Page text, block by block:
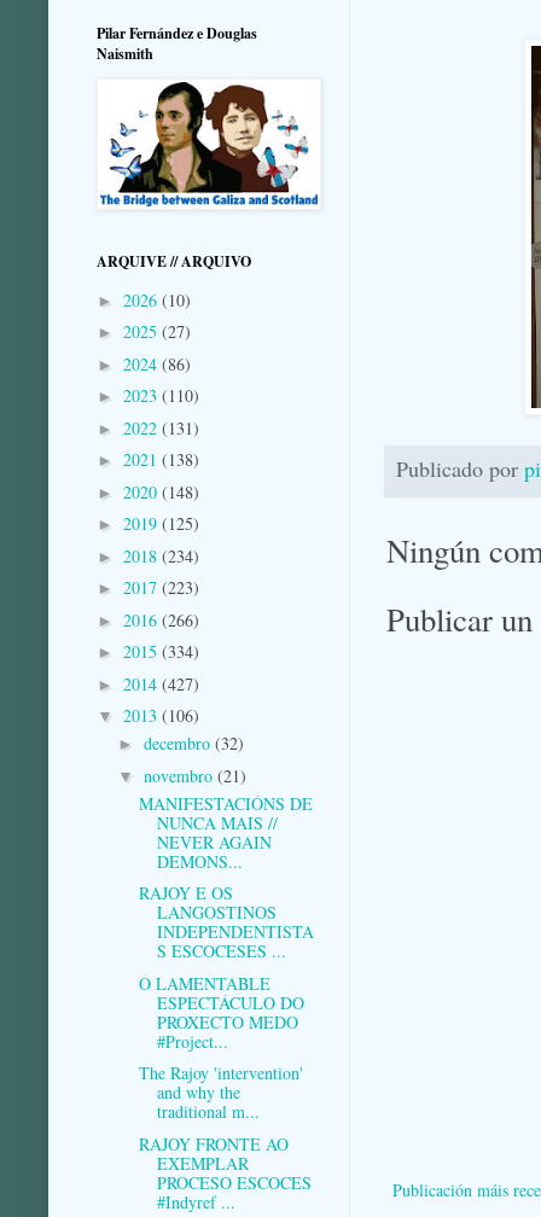
Publicado por
Ningún
Publicar
Publicación máis
Pilar Fernández e Douglas
Naismith
ARQUIVE // ARQUIVO
► 2026 (10)
► 2025 (27)
► 2024 (86)
► 2023 (110)
► 2022 (131)
► 2021 (138)
► 2020 (148)
► 2019 (125)
► 2018 (234)
► 2017 (223)
► 2016 (266)
► 2015 (334)
► 2014 (427)
▼ 2013 (106)
► decembro (32)
▼ novembro (21)
MANIFESTACIÓNS DE
NUNCA MAIS //
NEVER AGAIN
DEMONS...
RAJOY E OS
LANGOSTINOS
INDEPENDENTISTA
S ESCOCESES ...
O LAMENTABLE
ESPECTÁCULO DO
PROXECTO MEDO
#Project...
The Rajoy 'intervention'
and why the
traditional m...
RAJOY FRONTE AO
EXEMPLAR
PROCESO ESCOCES
#Indyref ...